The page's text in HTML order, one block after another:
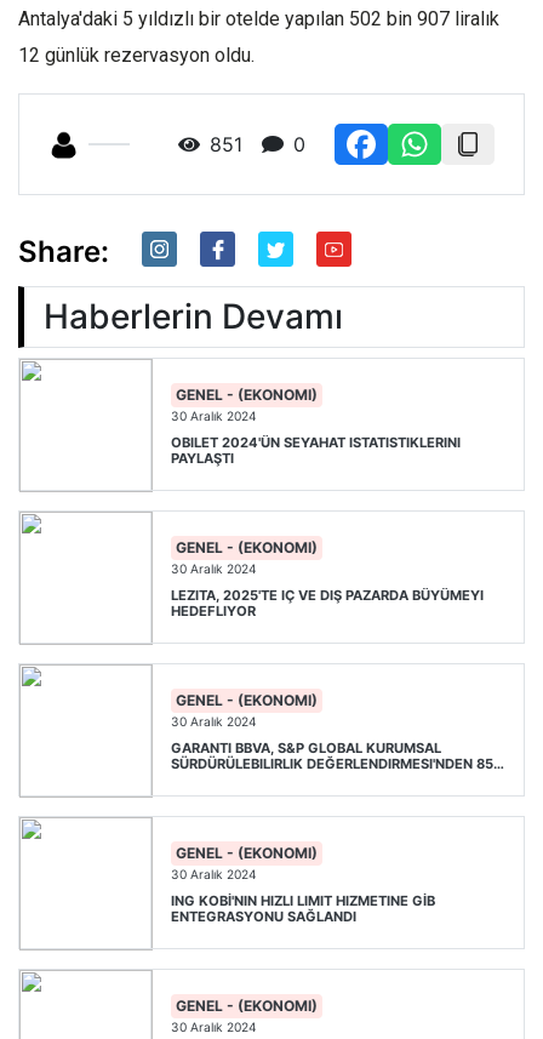
Antalya'daki 5 yıldızlı bir otelde yapılan 502 bin 907 liralık
12 günlük rezervasyon oldu.
851 0
Share:
Haberlerin Devamı
GENEL - (EKONOMI)
30 Aralık 2024
OBILET 2024'ÜN SEYAHAT ISTATISTIKLERINI
PAYLAŞTI
GENEL - (EKONOMI)
30 Aralık 2024
LEZITA, 2025'TE IÇ VE DIŞ PAZARDA BÜYÜMEYI
HEDEFLIYOR
GENEL - (EKONOMI)
30 Aralık 2024
GARANTI BBVA, S&P GLOBAL KURUMSAL
SÜRDÜRÜLEBILIRLIK DEĞERLENDIRMESI'NDEN 85
GENEL - (EKONOMI)
30 Aralık 2024
ING KOBİ'NIN HIZLI LIMIT HIZMETINE GİB
ENTEGRASYONU SAĞLANDI
GENEL - (EKONOMI)
30 Aralık 2024